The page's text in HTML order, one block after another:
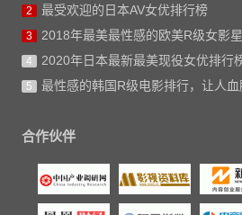
2 最受欢迎的日本AV女优排行榜
3 2018年最美最性感的欧美R级女影
4 2020年日本最新最美现役女优排行
5 最性感的韩国R级电影排行，让人血
合作伙伴